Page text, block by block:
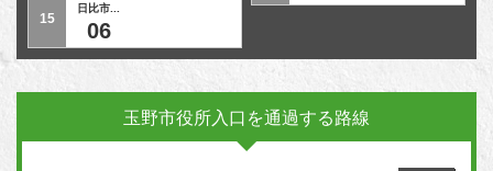
15
日比市...
06
玉野市役所入口を通過する路線